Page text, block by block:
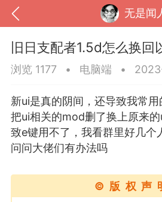
无是闻
我的钱包 道具
旧日支配者1.5d怎么换回
浏览 1177 • 电脑端 •
新ui是真的阴间，还导致我常
把ui相关的mod删了换上原来
致e键用不了，我看群里好几个
问问大佬们有办法吗
©版权声